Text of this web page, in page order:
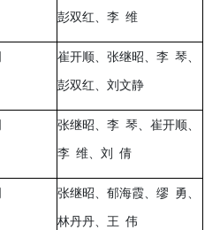
彭双红、李 维
崔开顺、张继昭、李 琴、
彭双红、刘文静
张继昭、李 琴、崔开顺、
李 维、刘 倩
张继昭、郁海霞、缪 勇、
林丹丹、王 伟